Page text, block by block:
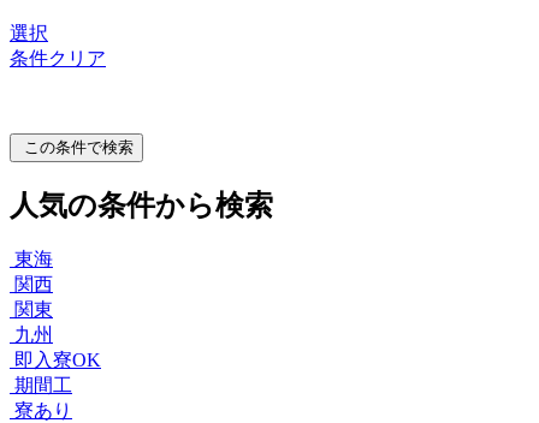
選択
条件クリア
この条件で検索
人気の条件から検索
東海
関西
関東
九州
即入寮OK
期間工
寮あり